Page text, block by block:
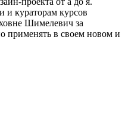
и кураторам курсов
Шимелевич за
применять в своем новом и